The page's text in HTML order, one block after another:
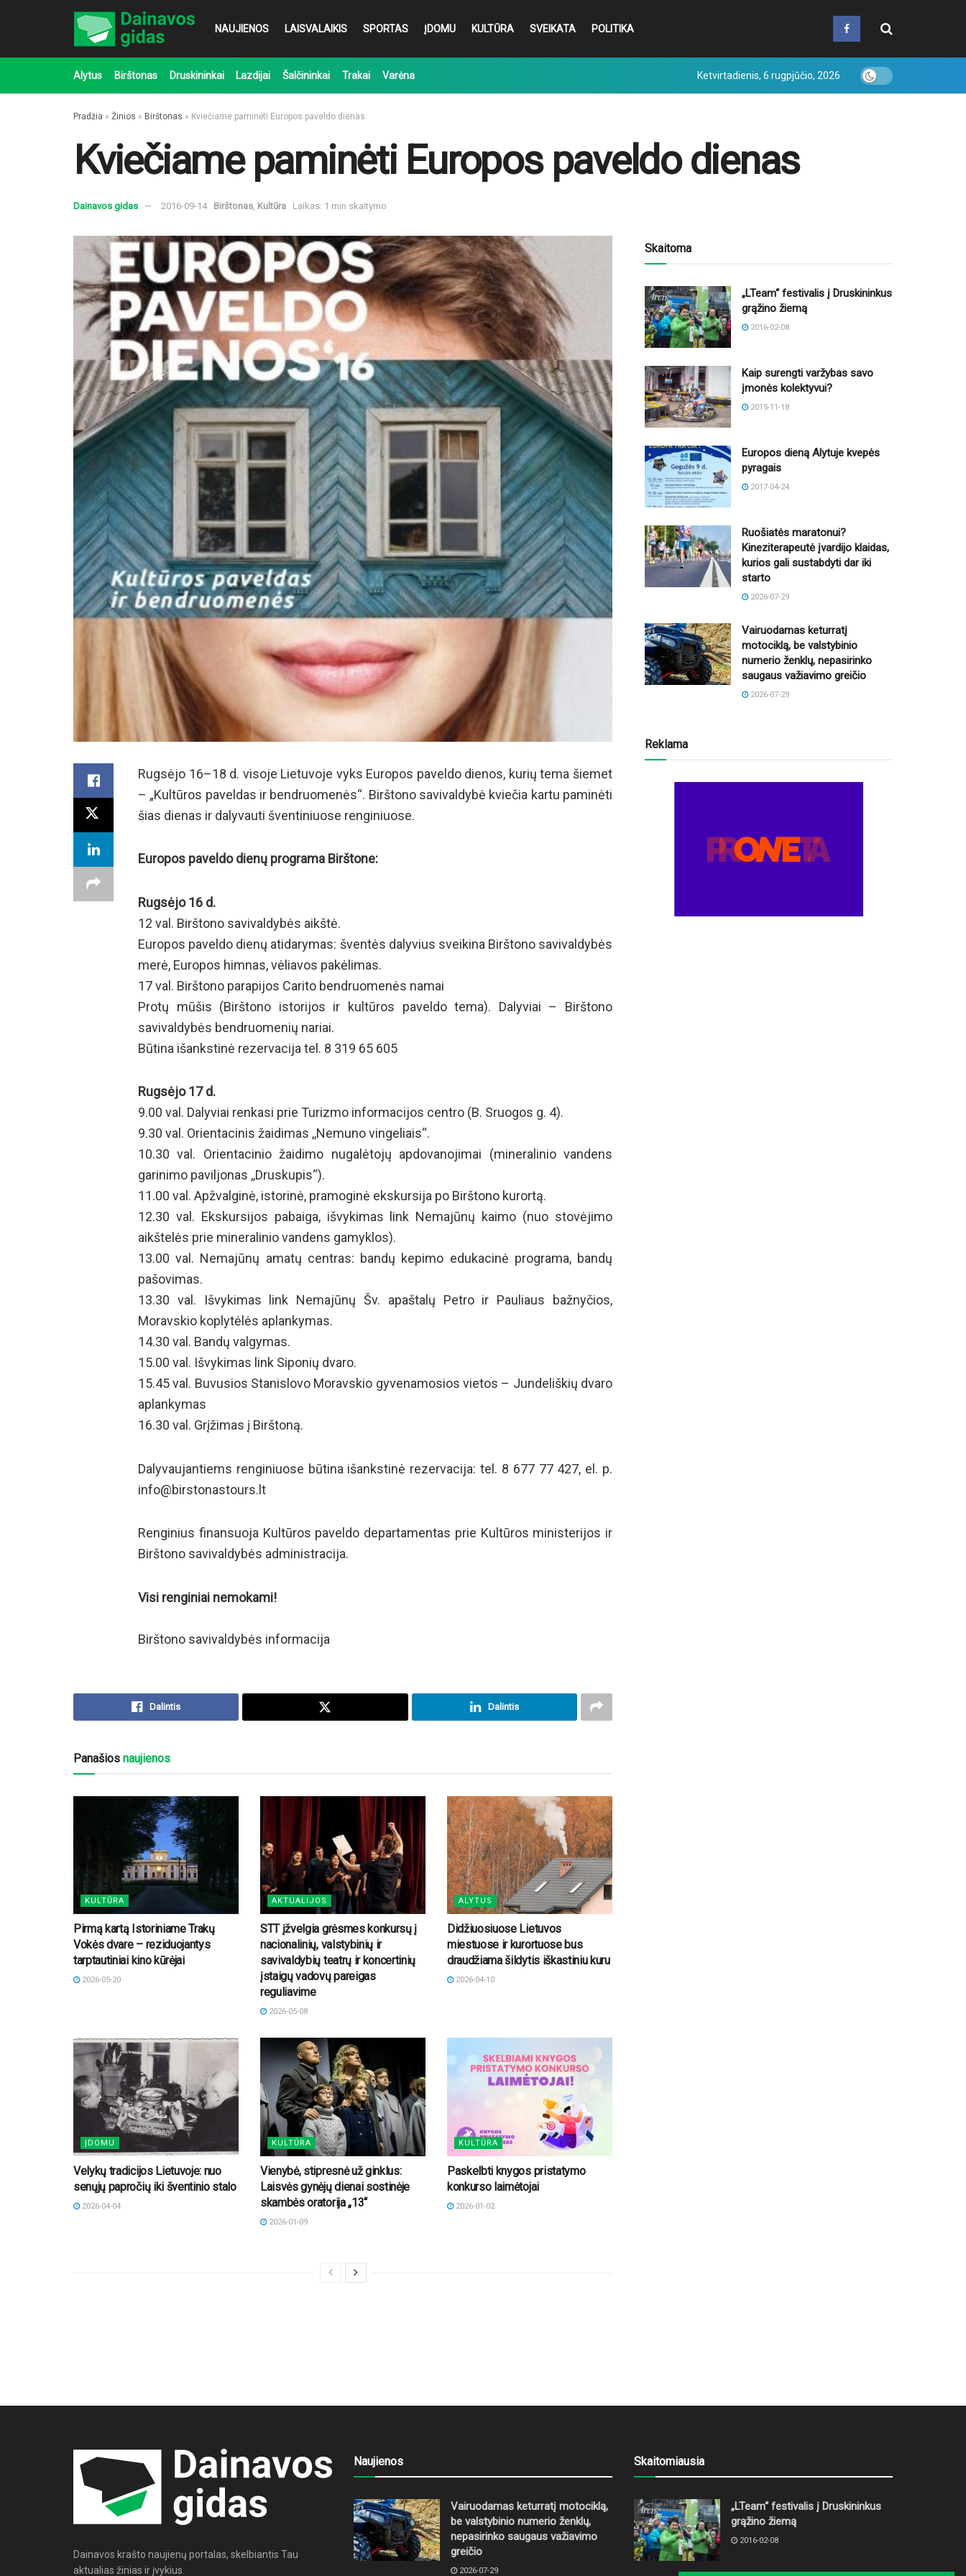
NAUJIENOS LAISVALAIKIS SPORTAS ĮDOMU KULTŪRA SVEIKATA POLITIKA
Alytus Birštonas Druskininkai Lazdijai Šalčininkai Trakai Varėna Ketvirtadienis, 6 rugpjūčio, 2026
Pradžia » Žinios » Birštonas » Kviečiame paminėti Europos paveldo dienas
Kviečiame paminėti Europos paveldo dienas
Dainavos gidas 2016-09-14 Birštonas, Kultūra Laikas: 1 min skaitymo
Rugsėjo 16–18 d. visoje Lietuvoje vyks Europos paveldo dienos, kurių tema šiemet
– „Kultūros paveldas ir bendruomenės“. Birštono savivaldybė kviečia kartu paminėti
šias dienas ir dalyvauti šventiniuose renginiuose.
Europos paveldo dienų programa Birštone:
Rugsėjo 16 d.
12 val. Birštono savivaldybės aikštė.
Europos paveldo dienų atidarymas: šventės dalyvius sveikina Birštono savivaldybės
merė, Europos himnas, vėliavos pakėlimas.
17 val. Birštono parapijos Carito bendruomenės namai
Protų mūšis (Birštono istorijos ir kultūros paveldo tema). Dalyviai – Birštono
savivaldybės bendruomenių nariai.
Būtina išankstinė rezervacija tel. 8 319 65 605
Rugsėjo 17 d.
9.00 val. Dalyviai renkasi prie Turizmo informacijos centro (B. Sruogos g. 4).
9.30 val. Orientacinis žaidimas ,,Nemuno vingeliais“.
10.30 val. Orientacinio žaidimo nugalėtojų apdovanojimai (mineralinio vandens
garinimo paviljonas ,,Druskupis“).
11.00 val. Apžvalginė, istorinė, pramoginė ekskursija po Birštono kurortą.
12.30 val. Ekskursijos pabaiga, išvykimas link Nemajūnų kaimo (nuo stovėjimo
aikštelės prie mineralinio vandens gamyklos).
13.00 val. Nemajūnų amatų centras: bandų kepimo edukacinė programa, bandų
pašovimas.
13.30 val. Išvykimas link Nemajūnų Šv. apaštalų Petro ir Pauliaus bažnyčios,
Moravskio koplytėlės aplankymas.
14.30 val. Bandų valgymas.
15.00 val. Išvykimas link Siponių dvaro.
15.45 val. Buvusios Stanislovo Moravskio gyvenamosios vietos – Jundeliškių dvaro
aplankymas
16.30 val. Grįžimas į Birštoną.
Dalyvaujantiems renginiuose būtina išankstinė rezervacija: tel. 8 677 77 427, el. p.
info@birstonastours.lt
Renginius finansuoja Kultūros paveldo departamentas prie Kultūros ministerijos ir
Birštono savivaldybės administracija.
Visi renginiai nemokami!
Birštono savivaldybės informacija
Dalintis Dalintis
Panašios naujienos
KULTŪRA
Pirmą kartą Istoriniame Trakų
Vokės dvare – reziduojantys
tarptautiniai kino kūrėjai
2026-05-20
AKTUALIJOS
STT įžvelgia grėsmes konkursų į
nacionalinių, valstybinių ir
savivaldybių teatrų ir koncertinių
įstaigų vadovų pareigas
reguliavime
2026-05-08
ALYTUS
Didžiuosiuose Lietuvos
miestuose ir kurortuose bus
draudžiama šildytis iškastiniu kuru
2026-04-10
ĮDOMU
Velykų tradicijos Lietuvoje: nuo
senųjų papročių iki šventinio stalo
2026-04-04
KULTŪRA
Vienybė, stipresnė už ginklus:
Laisvės gynėjų dienai sostinėje
skambės oratorija „13“
2026-01-09
KULTŪRA
Paskelbti knygos pristatymo
konkurso laimėtojai
2026-01-02
Skaitoma
„LTeam“ festivalis į Druskininkus
grąžino žiemą
2016-02-08
Kaip surengti varžybas savo
įmonės kolektyvui?
2015-11-18
Europos dieną Alytuje kvepės
pyragais
2017-04-24
Ruošiatės maratonui?
Kineziterapeutė įvardijo klaidas,
kurios gali sustabdyti dar iki
starto
2026-07-29
Vairuodamas keturratį
motociklą, be valstybinio
numerio ženklų, nepasirinko
saugaus važiavimo greičio
2026-07-29
Reklama
Dainavos krašto naujienų portalas, skelbiantis Tau
aktualias žinias ir įvykius.
Naujienos
Vairuodamas keturratį motociklą,
be valstybinio numerio ženklų,
nepasirinko saugaus važiavimo
greičio
2026-07-29
Skaitomiausia
„LTeam“ festivalis į Druskininkus
grąžino žiemą
2016-02-08